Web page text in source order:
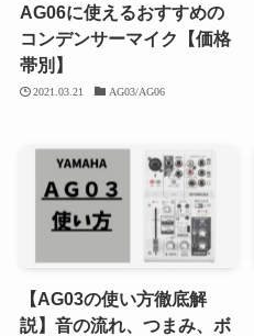
AG06に使えるおすすめの
コンデンサーマイク【価格
帯別】
2021.03.21 AG03/AG06
【AG03の使い方徹底解
説】音の流れ、つまみ、ボ